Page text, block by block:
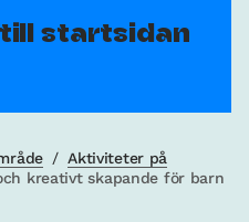
till startsidan
/ Aktiviteter på
kreativt skapande för barn